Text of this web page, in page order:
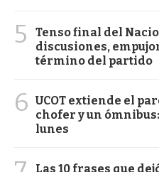
5
Tenso final del
discusiones,
término del partido
6 UCOT extiende el
chofer y un
lunes
Las 10 frases que